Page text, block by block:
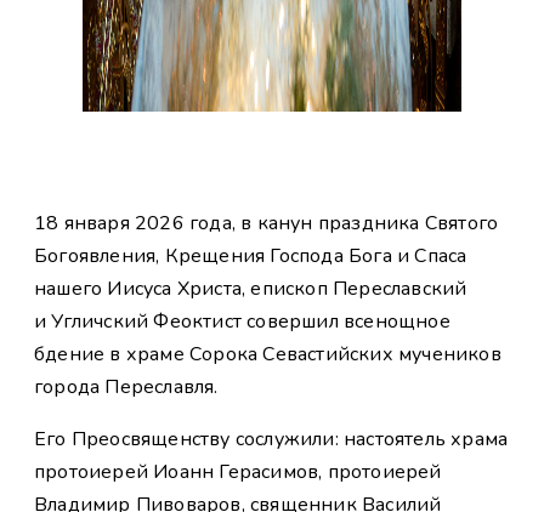
18 января 2026 года, в канун праздника Святого
Богоявления, Крещения Господа Бога и Спаса
нашего Иисуса Христа, епископ Переславский
и Угличский Феоктист совершил всенощное
бдение в храме Сорока Севастийских мучеников
города Переславля.
Его Преосвященству сослужили: настоятель храма
протоиерей Иоанн Герасимов, протоиерей
Владимир Пивоваров, священник Василий